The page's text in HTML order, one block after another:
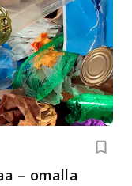
– omalla